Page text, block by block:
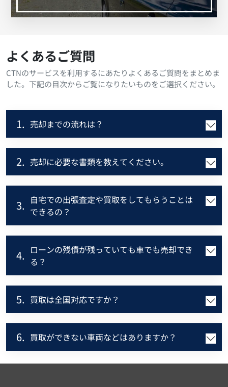
よくあるご質問
CTNのサービスを利用するにあたりよくあるご質問をまとめま
した。下記の目次からご覧になりたいものをご選択ください。
1. 売却までの流れは？
2. 売却に必要な書類を教えてください。
3. 自宅での出張査定や買取をしてもらうことは
できるの？
4. ローンの残債が残っていても車でも売却でき
る？
5. 買取は全国対応ですか？
6. 買取ができない車両などはありますか？